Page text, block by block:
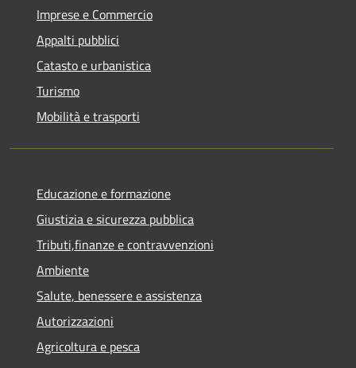
Imprese e Commercio
Appalti pubblici
Catasto e urbanistica
Turismo
Mobilità e trasporti
Educazione e formazione
Giustizia e sicurezza pubblica
Tributi,finanze e contravvenzioni
Ambiente
Salute, benessere e assistenza
Autorizzazioni
Agricoltura e pesca